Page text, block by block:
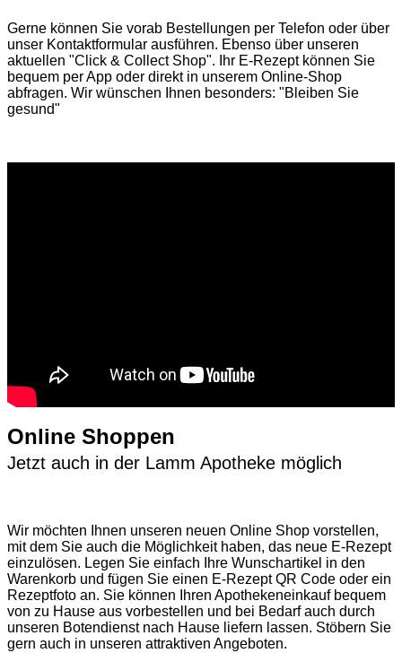
Gerne können Sie vorab Bestellungen per Telefon oder über
unser Kontaktformular ausführen. Ebenso über unseren
aktuellen "Click & Collect Shop". Ihr E-Rezept können Sie
bequem per App oder direkt in unserem Online-Shop
abfragen. Wir wünschen Ihnen besonders: "Bleiben Sie
gesund"
Online Shoppen
Jetzt auch in der Lamm Apotheke möglich
Wir möchten Ihnen unseren neuen Online Shop vorstellen,
mit dem Sie auch die Möglichkeit haben, das neue E-Rezept
einzulösen. Legen Sie einfach Ihre Wunschartikel in den
Warenkorb und fügen Sie einen E-Rezept QR Code oder ein
Rezeptfoto an. Sie können Ihren Apothekeneinkauf bequem
von zu Hause aus vorbestellen und bei Bedarf auch durch
unseren Botendienst nach Hause liefern lassen. Stöbern Sie
gern auch in unseren attraktiven Angeboten.